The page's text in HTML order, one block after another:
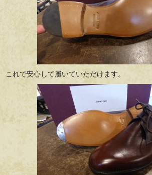
これで安心して履いていただけます。